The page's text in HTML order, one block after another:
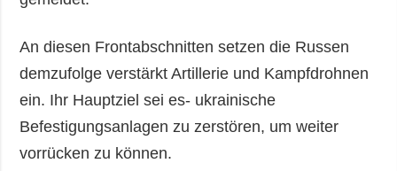
An diesen Frontabschnitten setzen die Russen
demzufolge verstärkt Artillerie und Kampfdrohnen
ein. Ihr Hauptziel sei es- ukrainische
Befestigungsanlagen zu zerstören, um weiter
vorrücken zu können.